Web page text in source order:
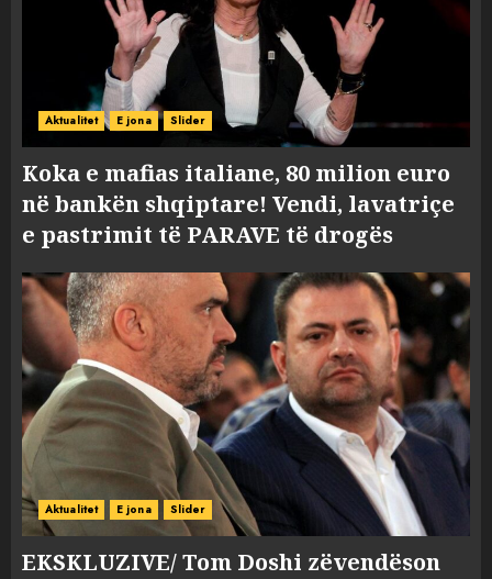
Aktualitet E jona Slider
Koka e mafias italiane, 80 milion euro
në bankën shqiptare! Vendi, lavatriçe
e pastrimit të PARAVE të drogës
Aktualitet E jona Slider
EKSKLUZIVE/ Tom Doshi zëvendëson